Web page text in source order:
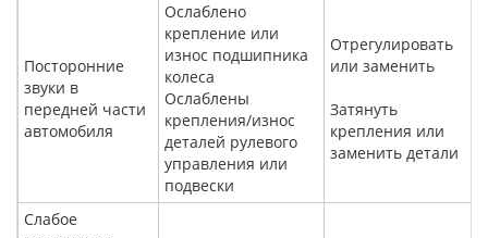
Посторонние
звуки в
передней части
автомобиля
Ослаблено
крепление или
износ подшипника
колеса
Ослаблены
крепления/износ
деталей рулевого
управления или
подвески
Отрегулировать
или заменить
Затянуть
крепления или
заменить детали
Слабое